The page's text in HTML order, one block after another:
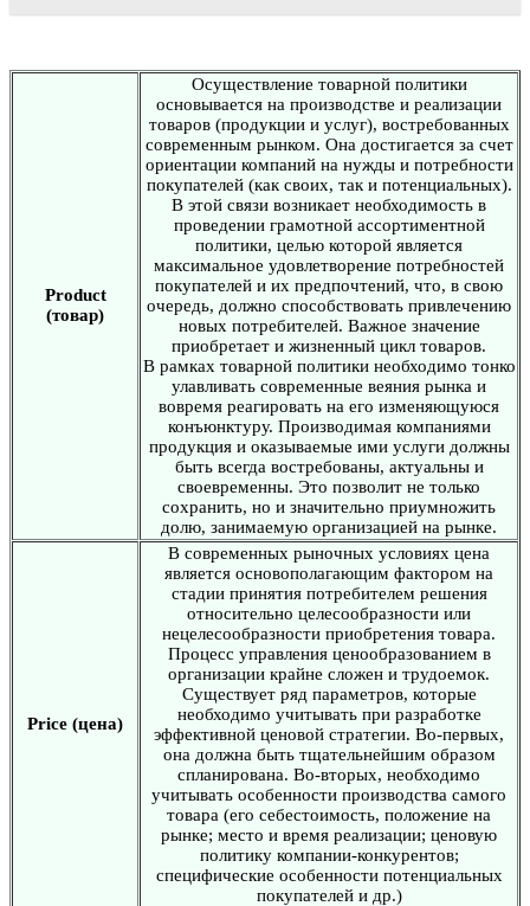
Product
(товар)
Осуществление товарной политики
основывается на производстве и реализации
товаров (продукции и услуг), востребованных
современным рынком. Она достигается за счет
ориентации компаний на нужды и потребности
покупателей (как своих, так и потенциальных).
В этой связи возникает необходимость в
проведении грамотной ассортиментной
политики, целью которой является
максимальное удовлетворение потребностей
покупателей и их предпочтений, что, в свою
очередь, должно способствовать привлечению
новых потребителей. Важное значение
приобретает и жизненный цикл товаров.
В рамках товарной политики необходимо тонко
улавливать современные веяния рынка и
вовремя реагировать на его изменяющуюся
конъюнктуру. Производимая компаниями
продукция и оказываемые ими услуги должны
быть всегда востребованы, актуальны и
своевременны. Это позволит не только
сохранить, но и значительно приумножить
долю, занимаемую организацией на рынке.
Price (цена)
В современных рыночных условиях цена
является основополагающим фактором на
стадии принятия потребителем решения
относительно целесообразности или
нецелесообразности приобретения товара.
Процесс управления ценообразованием в
организации крайне сложен и трудоемок.
Существует ряд параметров, которые
необходимо учитывать при разработке
эффективной ценовой стратегии. Во-первых,
она должна быть тщательнейшим образом
спланирована. Во-вторых, необходимо
учитывать особенности производства самого
товара (его себестоимость, положение на
рынке; место и время реализации; ценовую
политику компании-конкурентов;
специфические особенности потенциальных
покупателей и др.)